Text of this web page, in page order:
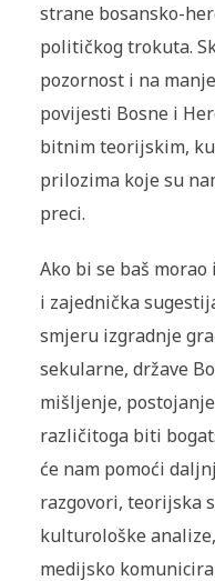
strane bosansko-
političkog trokuta.
pozornost i na
povijesti Bosne i
bitnim teorijskim,
prilozima koje su
preci.
Ako bi se baš
i zajednička
smjeru izgradnje
sekularne, države
mišljenje,
različitoga biti
će nam pomoći
razgovori, teorijska
kulturološke
medijsko